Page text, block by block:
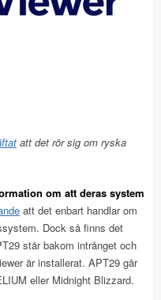
att det rör sig om ryska
om att deras system
att det enbart handlar om
Dock så finns det
står bakom intrånget och
är installerat. APT29 går
eller Midnight Blizzard.